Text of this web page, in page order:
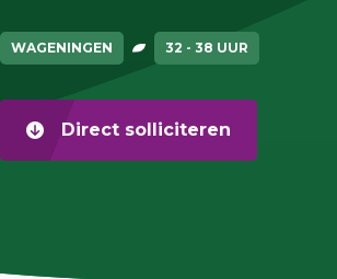
WAGENINGEN 32 - 38 UUR
Direct solliciteren